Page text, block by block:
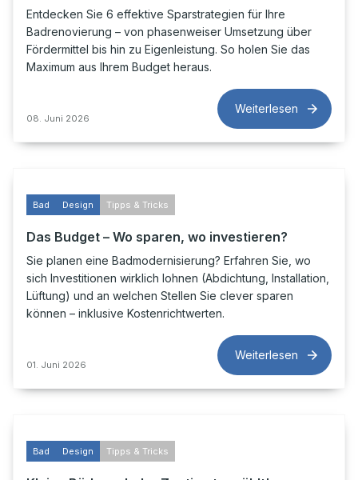
Entdecken Sie 6 effektive Sparstrategien für Ihre
Badrenovierung – von phasenweiser Umsetzung über
Fördermittel bis hin zu Eigenleistung. So holen Sie das
Maximum aus Ihrem Budget heraus.
08. Juni 2026
Weiterlesen
Bad Design Tipps & Tricks
Das Budget – Wo sparen, wo investieren?
Sie planen eine Badmodernisierung? Erfahren Sie, wo
sich Investitionen wirklich lohnen (Abdichtung, Installation,
Lüftung) und an welchen Stellen Sie clever sparen
können – inklusive Kostenrichtwerten.
01. Juni 2026
Weiterlesen
Bad Design Tipps & Tricks